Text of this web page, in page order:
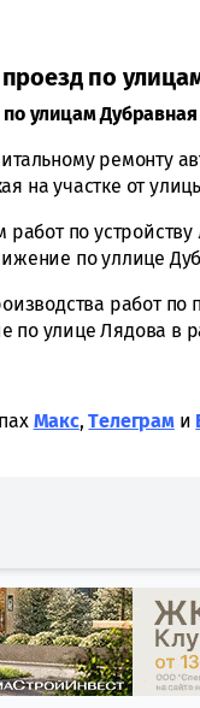
по
улицам
ремонту
на участке от
по
по уллице
работ
по улице Лядова
Макс,Tелеграми